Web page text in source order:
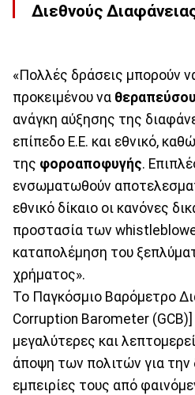
Διεθνούς
«Πολλές δράσεις μπορούν
προκειμένου να
ανάγκη αύξησης της
επίπεδο Ε.Ε. και εθνικό,
της φοροαποφυγής.
ενσωματωθούν
εθνικό δίκαιο οι κανόνες
προστασία των
καταπολέμηση του
χρήματος».
Το Παγκόσμιο Βαρόμετρο
Corruption Barometer (GCB)]
μεγαλύτερες και
άποψη των πολιτών για την
εμπειρίες τους από